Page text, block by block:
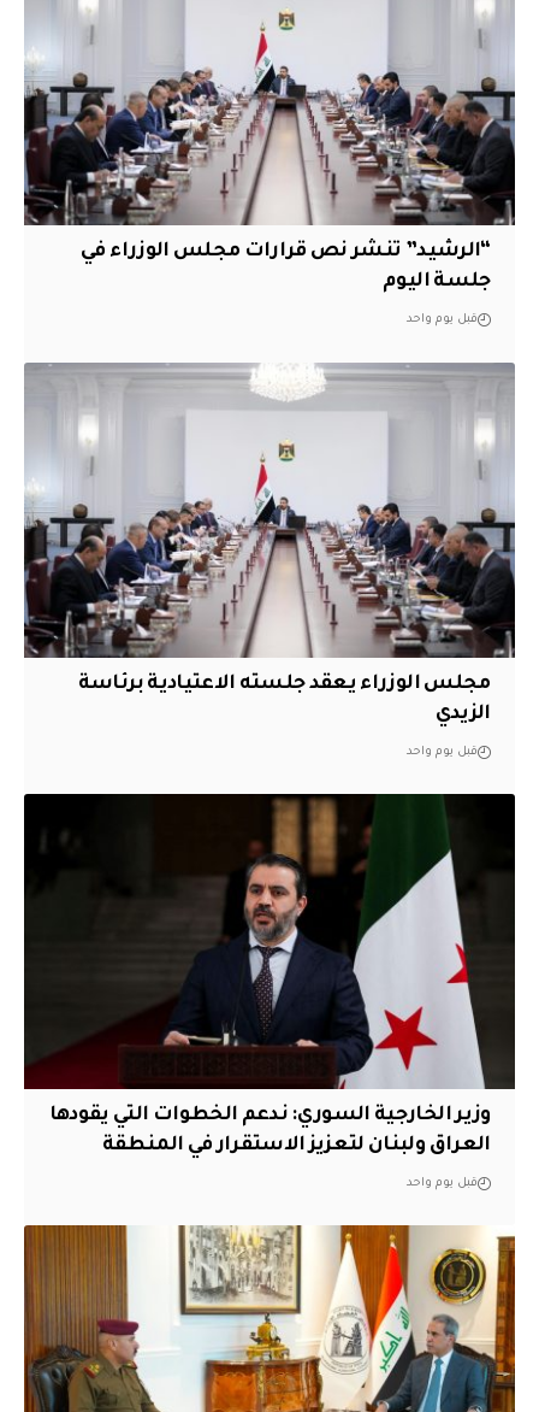
“الرشيد” تنشر نص قرارات مجلس الوزراء في
جلسة اليوم
قبل يوم واحد
مجلس الوزراء يعقد جلسته الاعتيادية برئاسة
الزيدي
قبل يوم واحد
وزير الخارجية السوري: ندعم الخطوات التي يقودها
العراق ولبنان لتعزيز الاستقرار في المنطقة
قبل يوم واحد